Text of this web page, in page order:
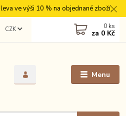
ve výši 10 % na objednané zboží.
Menu
CZK 0 ks
za 0 Kč